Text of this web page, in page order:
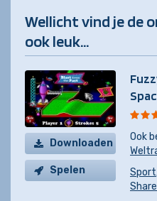
Wellicht vind je de
ook leuk...
Downloaden
Spelen
Ook
Sport